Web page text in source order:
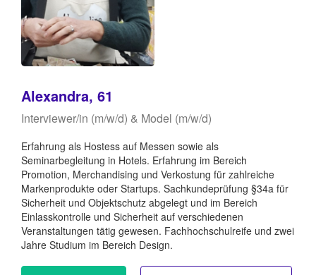
Alexandra, 61
Interviewer/in (m/w/d) & Model (m/w/d)
Erfahrung als Hostess auf Messen sowie als
Seminarbegleitung in Hotels. Erfahrung im Bereich
Promotion, Merchandising und Verkostung für zahlreiche
Markenprodukte oder Startups. Sachkundeprüfung §34a für
Sicherheit und Objektschutz abgelegt und im Bereich
Einlasskontrolle und Sicherheit auf verschiedenen
Veranstaltungen tätig gewesen. Fachhochschulreife und zwei
Jahre Studium im Bereich Design.